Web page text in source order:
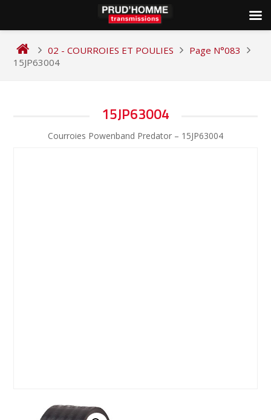
content
02 - COURROIES ET POULIES
Page N°083
15JP63004
15JP63004
Courroies Powenband Predator – 15JP63004